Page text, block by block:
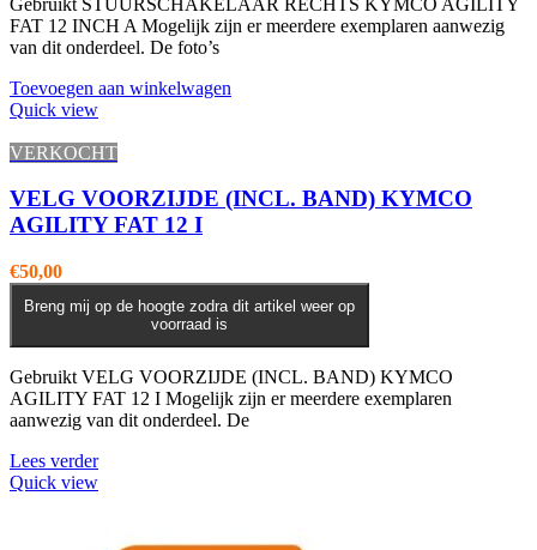
FAT 12 INCH A Mogelijk zijn er meerdere exemplaren aanwezig
van dit onderdeel. De foto’s
Toevoegen aan winkelwagen
Quick view
VERKOCHT
VELG VOORZIJDE (INCL. BAND) KYMCO
AGILITY FAT 12 I
€50,00
Breng mij op de hoogte zodra dit artikel weer op
voorraad is
Gebruikt VELG VOORZIJDE (INCL. BAND) KYMCO
AGILITY FAT 12 I Mogelijk zijn er meerdere exemplaren
aanwezig van dit onderdeel. De
Lees verder
Quick view